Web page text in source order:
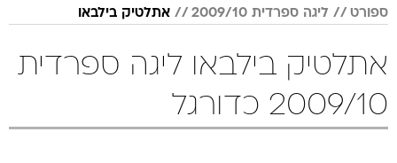
ספורט ליגה ספרדית 2009/10 אתלטיק בילבאו
אתלטיק בילבאו ליגה ספרדית
2009/10 כדורגל